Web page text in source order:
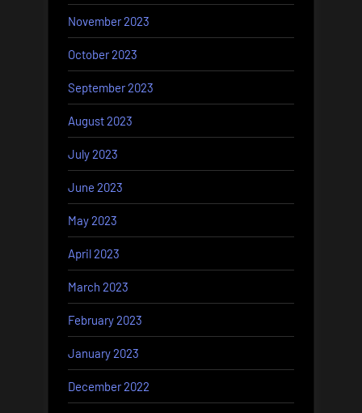
November 2023
October 2023
September 2023
August 2023
July 2023
June 2023
May 2023
April 2023
March 2023
February 2023
January 2023
December 2022